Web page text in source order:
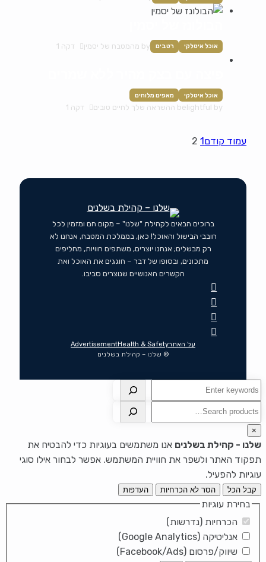
אוכל איטלקי רטבים by מהמטבח של יסמין דקה 1
אוכל איטלקי מאפים מלוחים
by belightful ההשראה שלך לחיים טובים דקה 1
עמוד קודם1
2
ברוכים הבאים לקהילת "שלנו" – מקום חם ומזמין לכל
חובבי הבישול והאוכל! כאן, בממלכת המטבח, אנחנו לא
רק מבשלים; אנחנו יוצרים, משתפים חוויות, מחליפים
מתכונים, ובסופו של דבר – חוגגים את האוכל ואת
הקשרים האנושיים שנוצרים סביבו.
על האתרHealth & Safety
Advertisement
© שלנו – קהילת בשלנים
חיפוש
חיפוש
×
שלנו - קהילת בשלנים אנו משתמשים בעוגיות כדי להבטיח את
תפקוד האתר ולשפר את חוויית המשתמש. אפשר לבחור אילו סוגי
עוגיות להפעיל.
קבל הכל הסר לא הכרחיות העדפות
בחירת עוגיות
הכרחיות (נדרשות)
אנליטיקה (Google Analytics)
שיווק/פרסום (Facebook/Ads)